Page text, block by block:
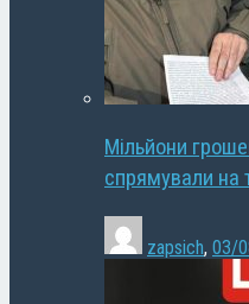
Мільйони
спрямували на
zapsich, 03/